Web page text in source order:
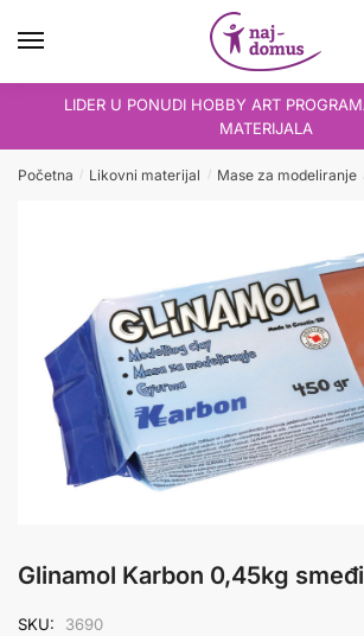
LIDER U PONUDI HOBBY ART
MATERIJALA
Početna / Likovni materijal / Mase za modeliranje
Glinamol Karbon 0,45kg smeđi
SKU:
3690